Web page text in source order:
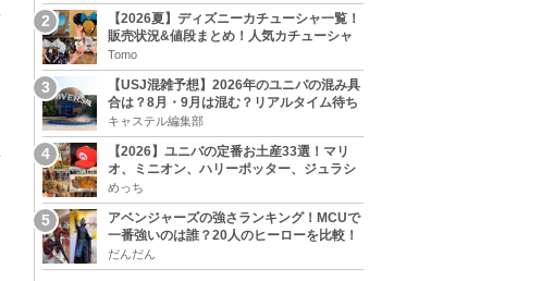
【2026夏】ディズニーカチューシャ一覧！
販売状況&値段まとめ！人気カチューシャ
をチェック
Tomo
【USJ混雑予想】2026年のユニバの混み具
合は？8月・9月は混む？リアルタイム待ち
時間アプリも
キャステル編集部
【2026】ユニバの定番お土産33選！マリ
オ、ミニオン、ハリーポッター、ジュラシ
ックパーク、セサミ、SINGなどのグッズ情
報
めっち
アベンジャーズの強さランキング！MCUで
一番強いのは誰？20人のヒーローを比較！
だんだん